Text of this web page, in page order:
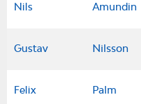
Nils Amundin
Gustav Nilsson
Felix Palm